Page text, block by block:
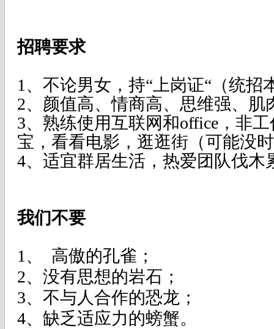
招聘要求
1、不论男女，持“上岗证“（统招
2、颜值高、情商高、思维强、肌
3、熟练使用互联网和office ，非
宝，看看电影，逛逛街（可能没
4、适宜群居生活，热爱团队伐木
我们不要
1、 高傲的孔雀；
2、没有思想的岩石；
3、不与人合作的恐龙；
4、缺乏适应力的螃蟹。